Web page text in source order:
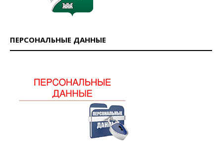
ПЕРСОНАЛЬНЫЕ ДАННЫЕ